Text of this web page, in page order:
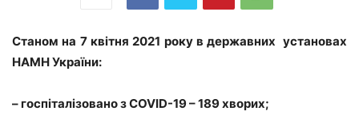
Станом на 7 квітня 2021 року в державних установах
НАМН України:
– госпіталізовано з COVID-19 – 189 хворих;